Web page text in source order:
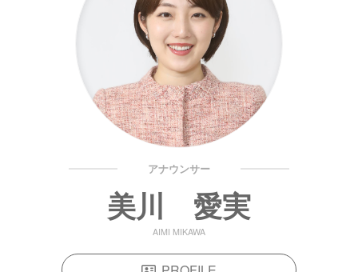
アナウンサー
美川 愛実
AIMI MIKAWA